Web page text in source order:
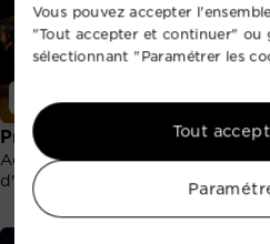
Production artistique
Accueillez des talents
d'exceptions.
Vous pouvez accepter
"Tout accepter et continuer" ou
sélectionnant "Paramétrer les
Tout